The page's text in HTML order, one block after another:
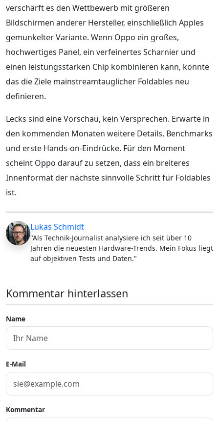
verschärft es den Wettbewerb mit größeren
Bildschirmen anderer Hersteller, einschließlich Apples
gemunkelter Variante. Wenn Oppo ein großes,
hochwertiges Panel, ein verfeinertes Scharnier und
einen leistungsstarken Chip kombinieren kann, könnte
das die Ziele mainstreamtauglicher Foldables neu
definieren.
Lecks sind eine Vorschau, kein Versprechen. Erwarte in
den kommenden Monaten weitere Details, Benchmarks
und erste Hands-on-Eindrücke. Für den Moment
scheint Oppo darauf zu setzen, dass ein breiteres
Innenformat der nächste sinnvolle Schritt für Foldables
ist.
Lukas Schmidt
"Als Technik-Journalist analysiere ich seit über 10
Jahren die neuesten Hardware-Trends. Mein Fokus liegt
auf objektiven Tests und Daten."
Kommentar hinterlassen
Name
E-Mail
Kommentar